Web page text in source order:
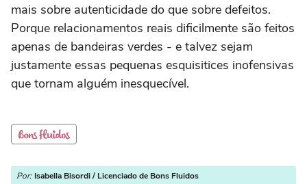
mais sobre autenticidade do que sobre defeitos.
Porque relacionamentos reais dificilmente são feitos
apenas de bandeiras verdes - e talvez sejam
justamente essas pequenas esquisitices inofensivas
que tornam alguém inesquecível.
Por: Isabella Bisordi / Licenciado de Bons Fluidos